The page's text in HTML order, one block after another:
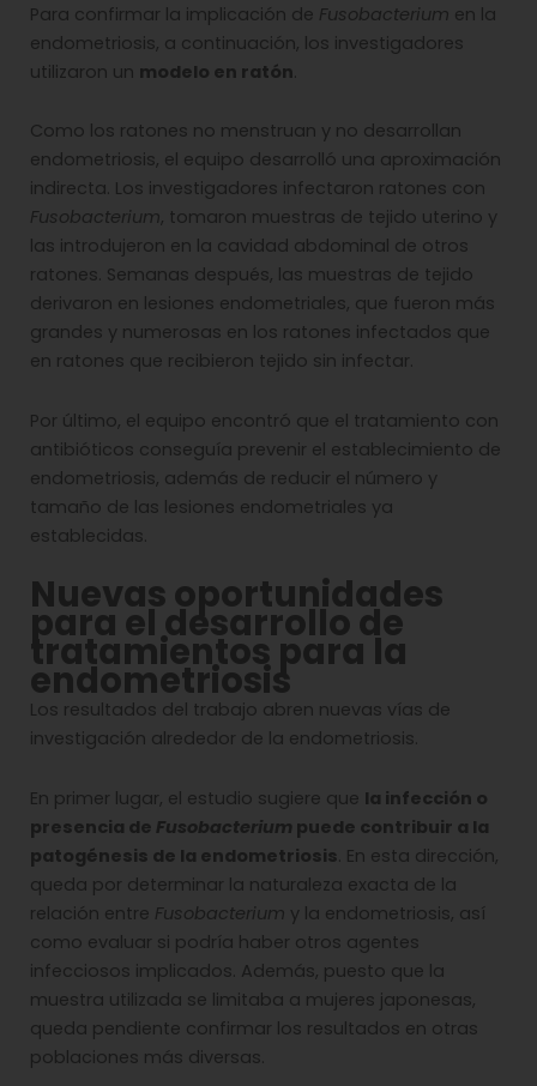
Para confirmar la implicación de Fusobacterium en la
endometriosis, a continuación, los investigadores
utilizaron un modelo en ratón.
Como los ratones no menstruan y no desarrollan
endometriosis, el equipo desarrolló una aproximación
indirecta. Los investigadores infectaron ratones con
Fusobacterium, tomaron muestras de tejido uterino y
las introdujeron en la cavidad abdominal de otros
ratones. Semanas después, las muestras de tejido
derivaron en lesiones endometriales, que fueron más
grandes y numerosas en los ratones infectados que
en ratones que recibieron tejido sin infectar.
Por último, el equipo encontró que el tratamiento con
antibióticos conseguía prevenir el establecimiento de
endometriosis, además de reducir el número y
tamaño de las lesiones endometriales ya
establecidas.
Nuevas oportunidades
para el desarrollo de
tratamientos para la
endometriosis
Los resultados del trabajo abren nuevas vías de
investigación alrededor de la endometriosis.
En primer lugar, el estudio sugiere que la infección o
presencia de Fusobacterium puede contribuir a la
patogénesis de la endometriosis. En esta dirección,
queda por determinar la naturaleza exacta de la
relación entre Fusobacterium y la endometriosis, así
como evaluar si podría haber otros agentes
infecciosos implicados. Además, puesto que la
muestra utilizada se limitaba a mujeres japonesas,
queda pendiente confirmar los resultados en otras
poblaciones más diversas.